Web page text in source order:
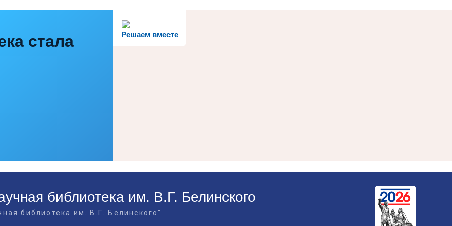
Решаем вместе
стала
библиотека им. В.Г. Белинского
библиотека им. В.Г. Белинского"